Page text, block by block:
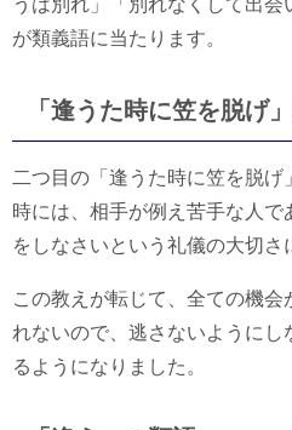
うは別れ」「別れなくして出
が類義語に当たります。
「逢うた時に笠を脱げ
二つ目の「逢うた時に笠を脱げ
時には、相手が例え苦手な人
をしなさいという礼儀の大切さ
この教えが転じて、全ての機会
れないので、逃さないように
るようになりました。